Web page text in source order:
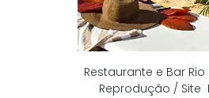
Restaurante e Bar
Reprodução / Site